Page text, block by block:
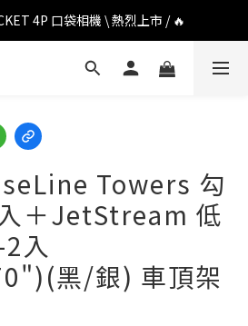
4P 口袋相機 \ 熱烈上市 / 🔥
4P 口袋相機 \ 熱烈上市 / 🔥
Ultra 雲台相機 \ 熱烈上市 / 🔥
4P 口袋相機 \ 熱烈上市 / 🔥
Towers 勾
＋JetStream 低
入
黑/銀) 車頂架